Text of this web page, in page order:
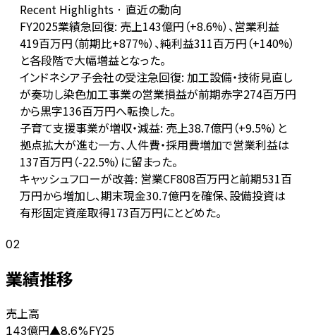
Recent Highlights · 直近の動向
FY2025業績急回復: 売上143億円（+8.6%）、営業利益
419百万円（前期比+877%）、純利益311百万円（+140%）
と各段階で大幅増益となった。
インドネシア子会社の受注急回復: 加工設備・技術見直し
が奏功し染色加工事業の営業損益が前期赤字274百万円
から黒字136百万円へ転換した。
子育て支援事業が増収・減益: 売上38.7億円（+9.5%）と
拠点拡大が進む一方、人件費・採用費増加で営業利益は
137百万円（-22.5%）に留まった。
キャッシュフローが改善: 営業CF808百万円と前期531百
万円から増加し、期末現金30.7億円を確保、設備投資は
有形固定資産取得173百万円にとどめた。
02
業績推移
売上高
143億円▲8.6%FY25